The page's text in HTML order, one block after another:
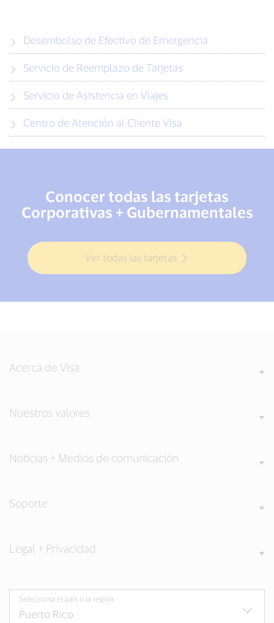
Desembolso de Efectivo de Emergencia
Servicio de Reemplazo de Tarjetas
Servicio de Asistencia en Viajes
Centro de Atención al Cliente Visa
Conocer todas las tarjetas
Corporativas + Gubernamentales
Ver todas las tarjetas
Acerca de Visa
Nuestros valores
Noticias + Medios de comunicación
Soporte
Legal + Privacidad
Selecciona el país o la región